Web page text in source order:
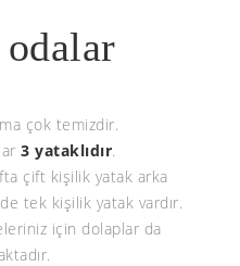
çok temizdir.
3 yataklıdır.
çift kişilik yatak arka
tek kişilik yatak vardır.
için dolaplar da